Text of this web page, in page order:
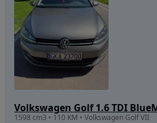
1598 cm3 • 110 KM • Volkswagen Golf VII